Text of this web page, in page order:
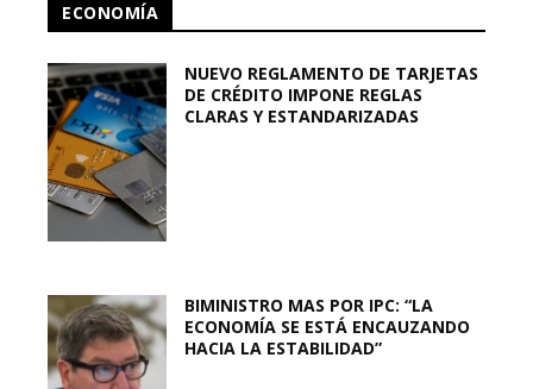
ECONOMÍA
NUEVO REGLAMENTO DE TARJETAS
DE CRÉDITO IMPONE REGLAS
CLARAS Y ESTANDARIZADAS
BIMINISTRO MAS POR IPC: “LA
ECONOMÍA SE ESTÁ ENCAUZANDO
HACIA LA ESTABILIDAD”